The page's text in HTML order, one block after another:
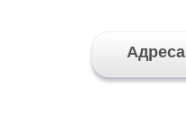
Адреса